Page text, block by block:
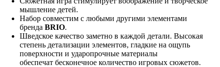
мышление детей.
Набор совместим с любыми другими элементами
бренда BRIO.
Шведское качество заметно в каждой детали. Высокая
степень детализации элементов, гладкие на ощупь
поверхности и ударопрочные материалы
обеспечат бесконечное количество игровых сюжетов.